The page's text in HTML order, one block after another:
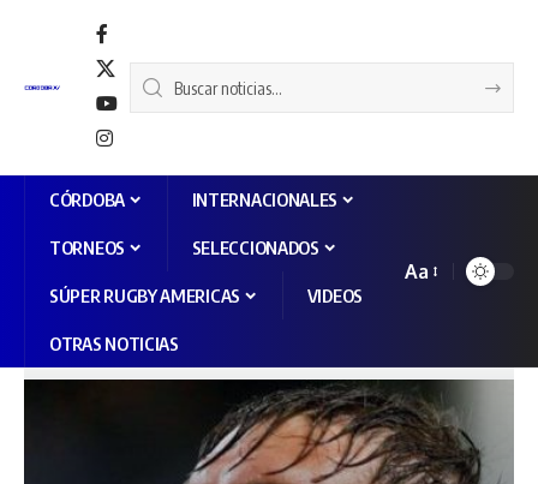
CÓRDOBA INTERNACIONALES
TORNEOS SELECCIONADOS
SÚPER RUGBY AMERICAS VIDEOS
OTRAS NOTICIAS
Aa